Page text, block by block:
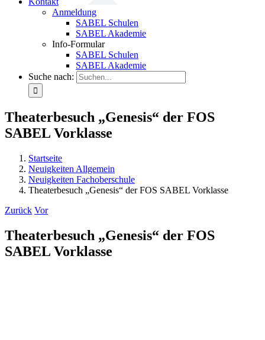
Anmeldung
SABEL Schulen
SABEL Akademie
Info-Formular
SABEL Schulen
SABEL Akademie
Suche nach:
Theaterbesuch „Genesis“ der FOS
SABEL Vorklasse
Startseite
Neuigkeiten Allgemein
Neuigkeiten Fachoberschule
Theaterbesuch „Genesis“ der FOS SABEL Vorklasse
Zurück Vor
Theaterbesuch „Genesis“ der FOS
SABEL Vorklasse